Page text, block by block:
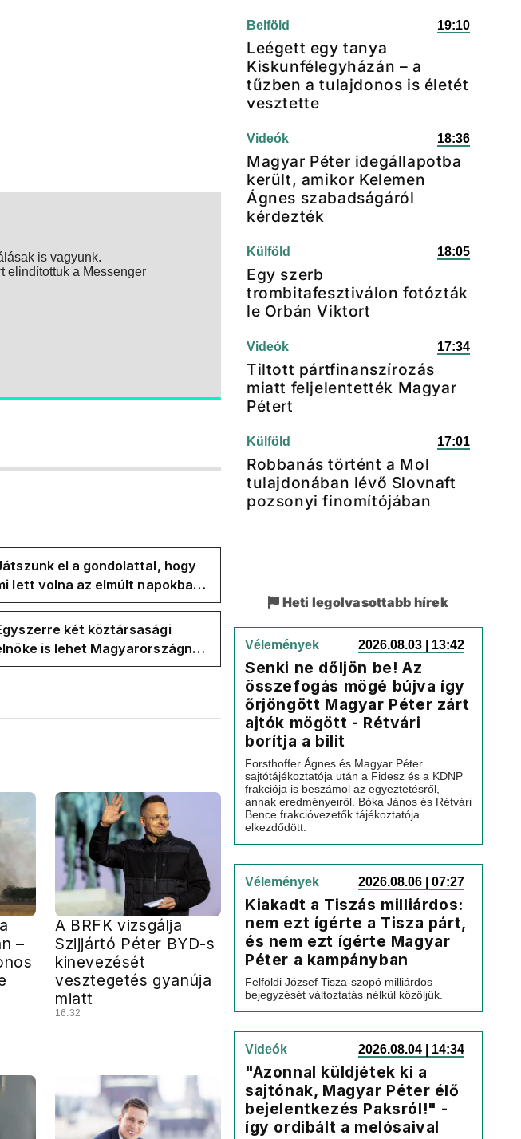
is vagyunk.
elindítottuk a Messenger
el a gondolattal, hogy
lett volna az elmúlt napokban
nélkül
két köztársasági
is lehet Magyarországnak
hétre
–
A BRFK vizsgálja
Szijjártó Péter BYD-s
kinevezését
vesztegetés gyanúja
miatt
16:32
Belföld 19:10
Leégett egy tanya
Kiskunfélegyházán – a
tűzben a tulajdonos is életét
vesztette
Videók 18:36
Magyar Péter idegállapotba
került, amikor Kelemen
Ágnes szabadságáról
kérdezték
Külföld 18:05
Egy szerb
trombitafesztiválon fotózták
le Orbán Viktort
Videók 17:34
Tiltott pártfinanszírozás
miatt feljelentették Magyar
Pétert
Külföld 17:01
Robbanás történt a Mol
tulajdonában lévő Slovnaft
pozsonyi finomítójában
Heti legolvasottabb hírek
Vélemények 2026.08.03 | 13:42
Senki ne dőljön be! Az
összefogás mögé bújva így
őrjöngött Magyar Péter zárt
ajtók mögött - Rétvári
borítja a bilit
Forsthoffer Ágnes és Magyar Péter
sajtótájékoztatója után a Fidesz és a KDNP
frakciója is beszámol az egyeztetésről,
annak eredményeiről. Bóka János és Rétvári
Bence frakcióvezetők tájékoztatója
elkezdődött.
Vélemények 2026.08.06 | 07:27
Kiakadt a Tiszás milliárdos:
nem ezt ígérte a Tisza párt,
és nem ezt ígérte Magyar
Péter a kampányban
Felföldi József Tisza-szopó milliárdos
bejegyzését változtatás nélkül közöljük.
Videók 2026.08.04 | 14:34
"Azonnal küldjétek ki a
sajtónak, Magyar Péter élő
bejelentkezés Paksról!" -
így ordibált a melósaival